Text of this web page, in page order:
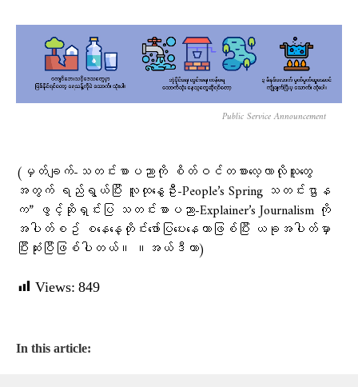
Public Service Announcement
(မှတ်ချက်-သတင်းစာပညာကို စိတ်ဝင်တစား​လေ့လာလိုသူ​တွေ
အတွက် ရည်ရွယ်ပြီး လူထု​​နွေဦး-People’s Spring သတင်းဌာန
က” ဖွင့်ဆိုရှင်းပြ သတင်းစာပညာ-Explainer’s Journalism ကို
အပါတ်စဥ်​ စ​​နေ​နေ့တိုင်းဖော်ပြ​ပေး​နေတာဖြစ်ပြီး ယခုအပါတ်မှာ
ပြီးဆုံးပြီဖြစ်ပါတယ်။ ။အယ်ဒီတာ)
Views: 849
In this article: